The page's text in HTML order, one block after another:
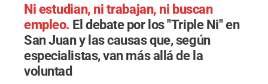
Ni estudian, ni trabajan, ni buscan
empleo. El debate por los "Triple Ni" en
San Juan y las causas que, según
especialistas, van más allá de la
voluntad